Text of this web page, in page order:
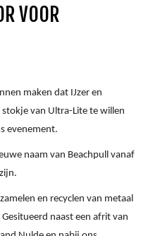
VOOR
maken dat IJzer en
van Ultra-Lite te willen
evenement.
naam van Beachpull vanaf
en recyclen van metaal
naast een afrit van